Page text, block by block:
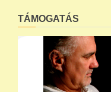
TÁMOGATÁS